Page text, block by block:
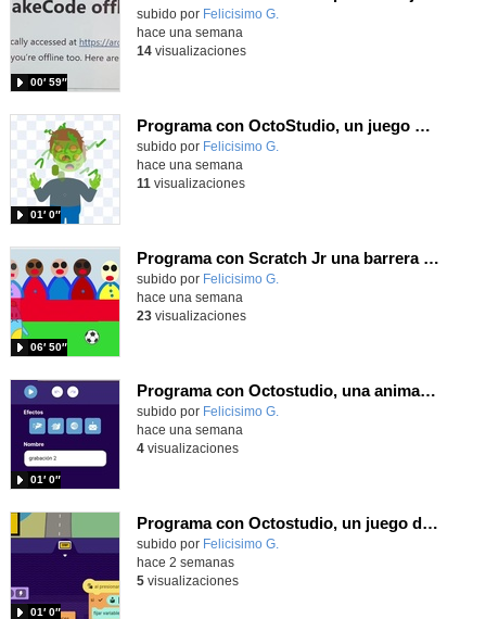
Contenido educativo.
subido por Felicisimo G.
00′ 59″
hace una semana
14visualizaciones
Programa con OctoStudio, un juego homenajeando al House of the dead con Zombies
Contenido educativo.
subido por Felicisimo G.
01′ 0″
hace una semana
11 visualizaciones
Programa con Scratch Jr una barrera que se desplaza para dar sensación de movimiento
Contenido educativo.
subido por Felicisimo G.
06′ 50″
hace una semana
23visualizaciones
Programa con Octostudio, una animación utilizando la cámara para una foto y audio y texto para comunicar.
Contenido educativo.
subido por Felicisimo G.
01′ 0″
hace una semana
4visualizaciones
Programa con Octostudio, un juego de Educación Víal cruzando un paso de cebra.
Contenido educativo.
subido por Felicisimo G.
01′ 0″
hace 2 semanas
5visualizaciones